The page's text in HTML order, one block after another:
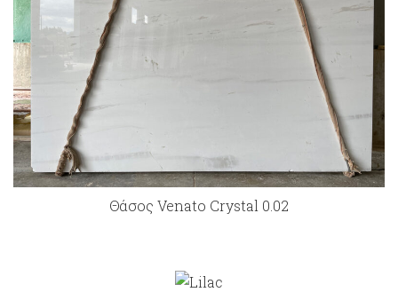
Θάσος Venato Crystal 0.02